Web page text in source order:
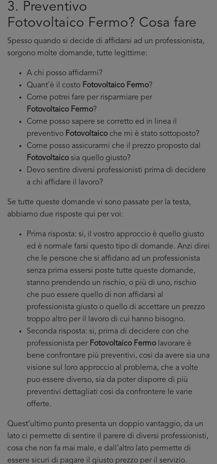
3. Preventivo
Fotovoltaico Fermo? Cosa fare
Spesso quando si decide di affidarsi ad un professionista,
sorgono molte domande, tutte legittime:
A chi posso affidarmi?
Quant'è il costo Fotovoltaico Fermo?
Come potrei fare per risparmiare per
Fotovoltaico Fermo?
Come posso sapere se corretto ed in linea il
preventivo Fotovoltaicoche mi è stato sottoposto?
Come posso assicurarmi che il prezzo proposto dal
Fotovoltaicosia quello giusto?
Devo sentire diversi professionisti prima di decidere
a chi affidare il lavoro?
Se tutte queste domande vi sono passate per la testa,
abbiamo due risposte qui per voi:
Prima risposta: si, il vostro approccio è quello giusto
ed è normale farsi questo tipo di domande. Anzi direi
che le persone che si affidano ad un professionista
senza prima essersi poste tutte queste domande,
stanno prendendo un rischio, o più di uno, rischio
che puo essere quello di non affidarsi al
professionista giusto o quello di accettare un prezzo
troppo altro per il lavoro di cui hanno bisogno.
Seconda risposta: si, prima di decidere con che
professionista per Fotovoltaico Fermolavorare è
bene confrontare più preventivi, cosi da avere sia una
visione sul loro approccio al problema, che a volte
puo essere diverso, sia da poter disporre di più
preventivi dettagliati cosi da confrontere le varie
offerte.
Quest’ultimo punto presenta un doppio vantaggio, da un
lato ci permette di sentire il parere di diversi professionisti,
cosa che non fa mai male, e dall’altro lato permette di
essere sicuri di pagare il giusto prezzo per il servizio.